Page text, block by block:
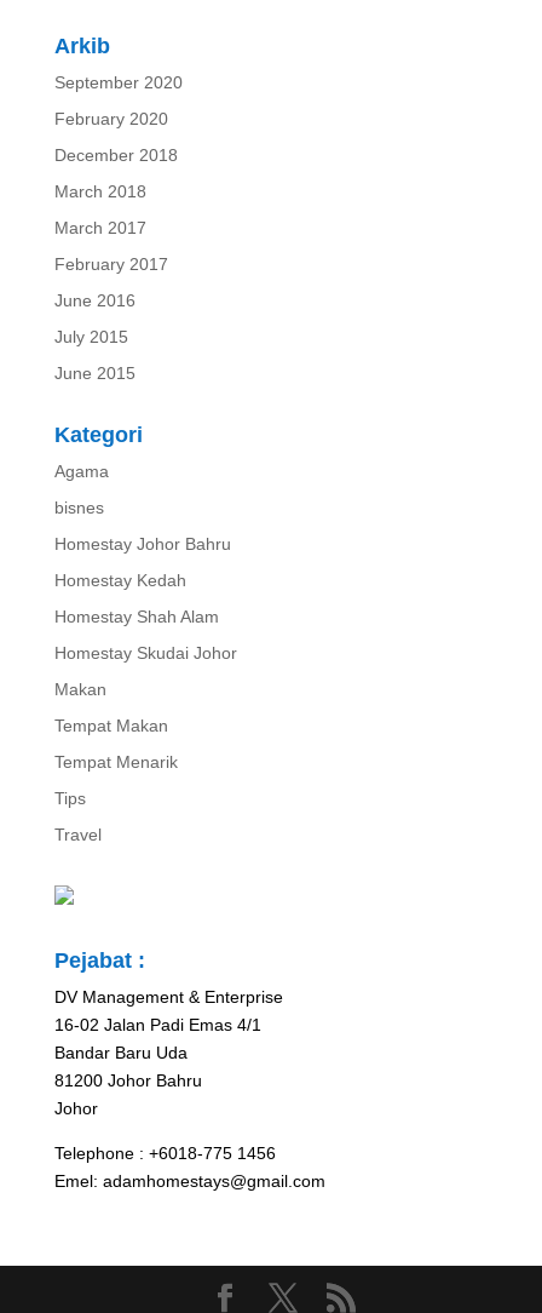
Arkib
September 2020
February 2020
December 2018
March 2018
March 2017
February 2017
June 2016
July 2015
June 2015
Kategori
Agama
bisnes
Homestay Johor Bahru
Homestay Kedah
Homestay Shah Alam
Homestay Skudai Johor
Makan
Tempat Makan
Tempat Menarik
Tips
Travel
Pejabat :
DV Management & Enterprise
16-02 Jalan Padi Emas 4/1
Bandar Baru Uda
81200 Johor Bahru
Johor
Telephone : +6018-775 1456
Emel: adamhomestays@gmail.com